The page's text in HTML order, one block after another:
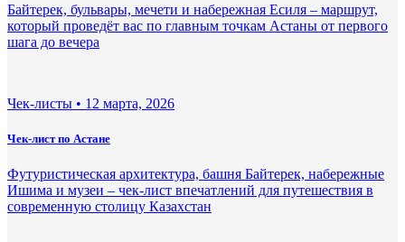
Байтерек, бульвары, мечети и набережная Есиля – маршрут,
который проведёт вас по главным точкам Астаны от первого
шага до вечера
Чек-листы • 12 марта, 2026
Чек-лист по Астане
Футуристическая архитектура, башня Байтерек, набережные
Ишима и музеи – чек-лист впечатлений для путешествия в
современную столицу Казахстан